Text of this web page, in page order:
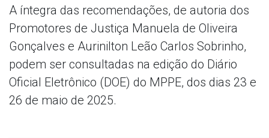
A íntegra das recomendações, de autoria dos
Promotores de Justiça Manuela de Oliveira
Gonçalves e Aurinilton Leão Carlos Sobrinho,
podem ser consultadas na edição do Diário
Oficial Eletrônico (DOE) do MPPE, dos dias 23 e
26 de maio de 2025.